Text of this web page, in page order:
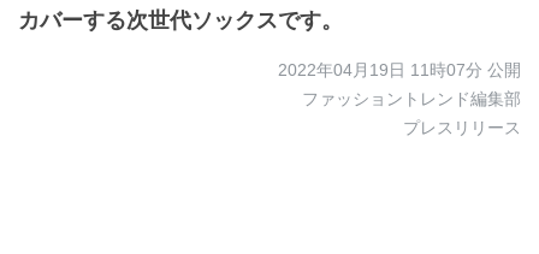
カバーする次世代ソックスです。
2022年04月19日 11時07分 公開
ファッショントレンド編集部
プレスリリース